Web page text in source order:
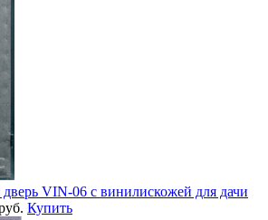
дверь VIN-06 с винилискожей для дачи
Купить